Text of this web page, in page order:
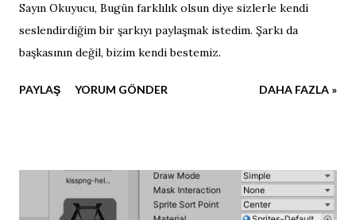
Sayın Okuyucu, Bugün farklılık olsun diye sizlerle kendi
seslendirdiğim bir şarkıyı paylaşmak istedim. Şarkı da
başkasının değil, bizim kendi bestemiz.
PAYLAŞ YORUM GÖNDER DAHA FAZLA »